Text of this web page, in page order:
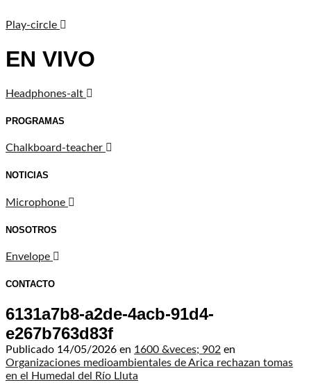
Play-circle
EN VIVO
Headphones-alt
PROGRAMAS
Chalkboard-teacher
NOTICIAS
Microphone
NOSOTROS
Envelope
CONTACTO
6131a7b8-a2de-4acb-91d4-
e267b763d83f
Publicado 14/05/2026 en 1600 &veces; 902 en
Organizaciones medioambientales de Arica rechazan tomas
en el Humedal del Río Lluta